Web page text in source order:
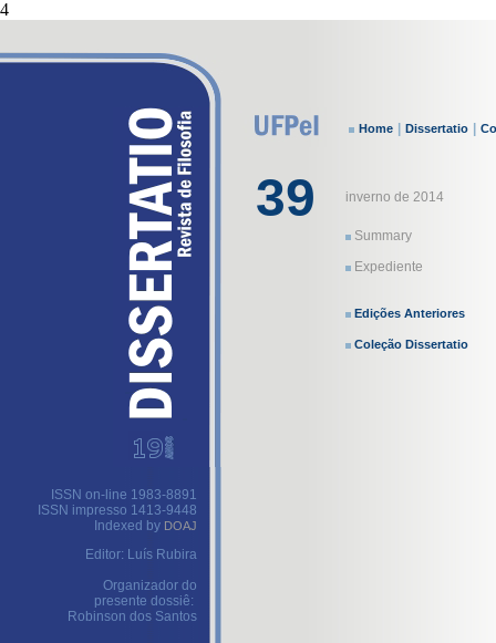
4
ISSN on-line 1983-8891
ISSN impresso 1413-9448
Indexed by DOAJ
Editor: Luís Rubira
Organizador do
presente dossiê:
Robinson dos Santos
Home Dissertatio
39 inverno de 2014
Summary
Expediente
Edições Anteriores
Coleção Dissertatio